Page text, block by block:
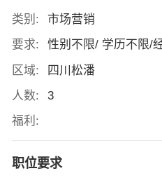
类别:
市场营销
要求:
性别不限/ 学历不限/
区域:
四川松潘
人数:
3
福利:
职位要求